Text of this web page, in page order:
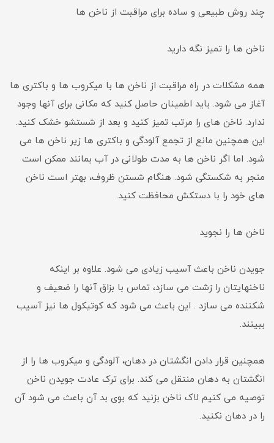
چند روش طبیعی و ساده برای مراقبت از ناخن ها
ناخن ها را تمیز نگه دارید
همه مشکلات در راه مراقبت از ناخن ها با میکروب ها و باکتری ها
آغاز می شود. باید اطمینان حاصل کنید که مکانی برای آنها وجود
ندارد. ناخن های را مرتب تمیز کنید و بعد از شستشو خشک کنید.
این همچنین مانع از تجمع آلودگی و باکتری ها زیر ناخن ها می
شود. اما اگر ناخن ها به مدت طولانی در آب بمانند ممکن است
منجر به شکستگی شود. هنگام شستن ظروف، بهتر است ناخن
های خود را با دستکش محافظت کنید.
ناخن ها را نجوید
جویدن ناخن باعث آسیب زیادی می شود. علاوه بر اینکه
ناخنهایتان را زشت می سازد، تماس با بزاق آنها را ضعیف و
شکننده می سازد . این باعث می شود که کوتیکول ها نیز آسیب
ببینند.
همچنین قرار دادن انگشتان در دهان، آلودگی و میکروب ها را از
انگشتان به دهان منتقل می کند. برای ترک عادت جویدن ناخن
توصیه می کنیم لاک ناخن بزنید که بوی بد آن باعث می شود آن
را در دهان نکنید.